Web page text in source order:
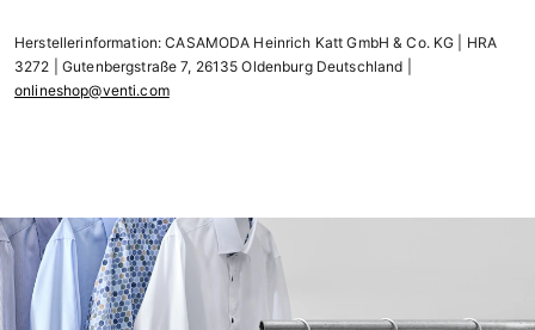
Herstellerinformation: CASAMODA Heinrich Katt GmbH & Co. KG | HRA
3272 | Gutenbergstraße 7, 26135 Oldenburg Deutschland |
onlineshop@venti.com